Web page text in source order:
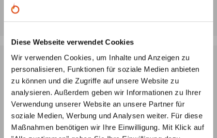
Diese Webseite verwendet Cookies
Wir verwenden Cookies, um Inhalte und Anzeigen zu
personalisieren, Funktionen für soziale Medien anbieten
zu können und die Zugriffe auf unsere Website zu
analysieren. Außerdem geben wir Informationen zu Ihrer
Verwendung unserer Website an unsere Partner für
soziale Medien, Werbung und Analysen weiter. Für diese
Maßnahmen benötigen wir Ihre Einwilligung. Mit Klick auf
Ofenplanung per Videokonferenz
Lassen Sie sich von unseren Ofenbauern ein 3D-Modell
Ihres Wunsch-Ofens erstellen – ganz unverbindlich und
kostenlos, nach Ihren Angaben und Vorstellungen.
Individuelle Beratung